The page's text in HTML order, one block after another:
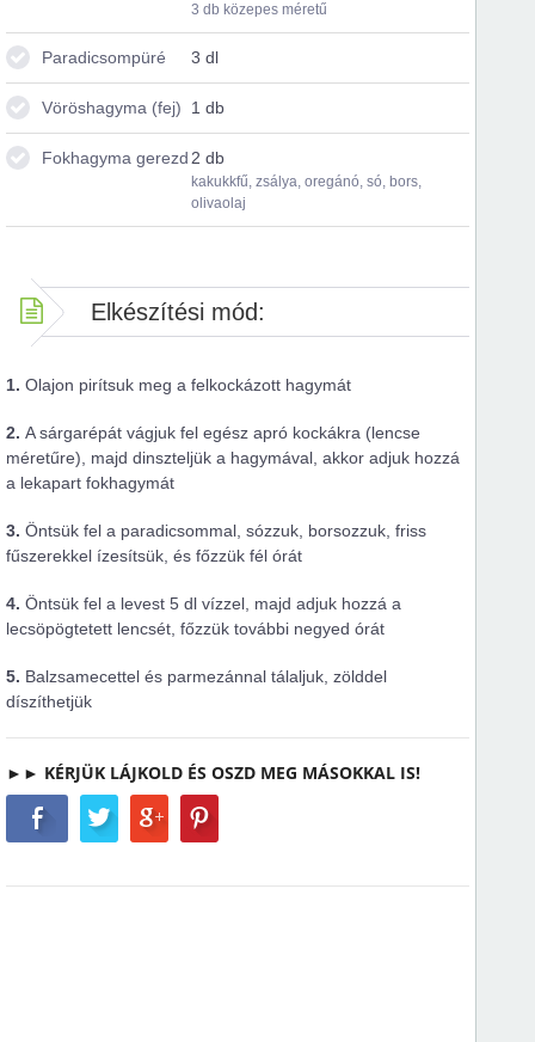
3 db közepes méretű
Paradicsompüré 3 dl
Vöröshagyma (fej) 1 db
Fokhagyma gerezd 2 db
kakukkfű, zsálya, oregánó, só, bors,
olivaolaj
Elkészítési mód:
1. Olajon pirítsuk meg a felkockázott hagymát
2. A sárgarépát vágjuk fel egész apró kockákra (lencse
méretűre), majd dinszteljük a hagymával, akkor adjuk hozzá
a lekapart fokhagymát
3. Öntsük fel a paradicsommal, sózzuk, borsozzuk, friss
fűszerekkel ízesítsük, és főzzük fél órát
4. Öntsük fel a levest 5 dl vízzel, majd adjuk hozzá a
lecsöpögtetett lencsét, főzzük további negyed órát
5. Balzsamecettel és parmezánnal tálaljuk, zölddel
díszíthetjük
►► KÉRJÜK LÁJKOLD ÉS OSZD MEG MÁSOKKAL IS!